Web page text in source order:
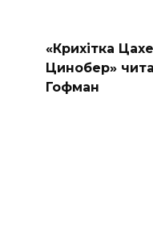
«Крихітка
Цинобер»
Гофман